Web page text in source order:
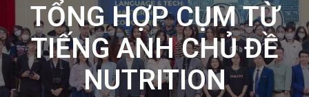
TỔNG HỢP CỤM TỪ
TIẾNG ANH CHỦ ĐỀ
NUTRITION